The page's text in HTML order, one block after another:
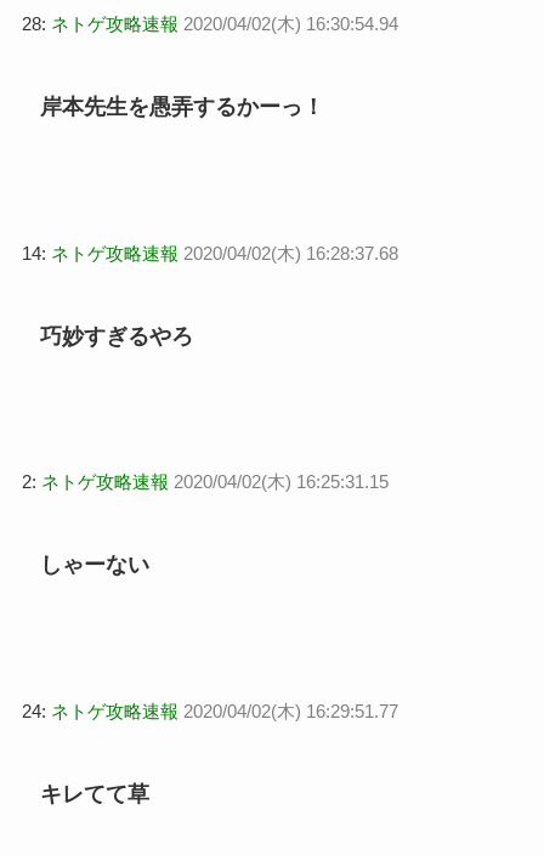
28: ネトゲ攻略速報 2020/04/02(木) 16:30:54.94
岸本先生を愚弄するかーっ！
14: ネトゲ攻略速報 2020/04/02(木) 16:28:37.68
巧妙すぎるやろ
2: ネトゲ攻略速報 2020/04/02(木) 16:25:31.15
しゃーない
24: ネトゲ攻略速報 2020/04/02(木) 16:29:51.77
キレてて草